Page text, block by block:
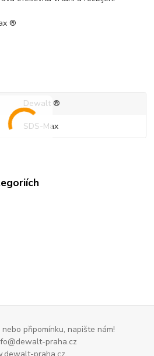
®
Dewalt ®
SDS-Max
připomínku, napište nám!
praha.cz